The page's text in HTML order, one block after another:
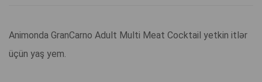
Animonda GranCarno Adult Multi Meat Cocktail yetkin itlər
üçün yaş yem.